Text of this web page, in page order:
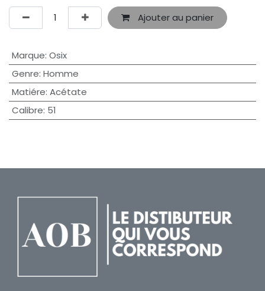
Ajouter au panier
Marque: Osix
Genre: Homme
Matiére: Acétate
Calibre: 51